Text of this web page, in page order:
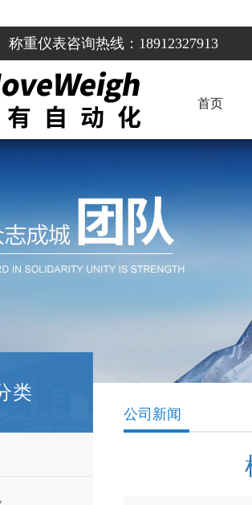
称重仪表咨询热线：18912327913
首页
类
公司新闻